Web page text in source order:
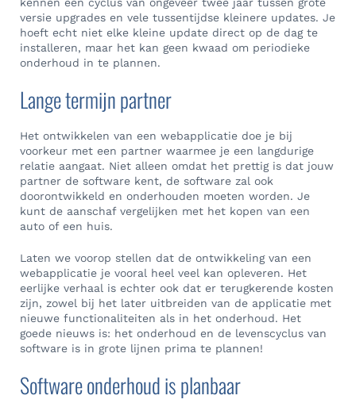
versie upgrades en vele tussentijdse kleinere updates. Je
hoeft echt niet elke kleine update direct op de dag te
installeren, maar het kan geen kwaad om periodieke
onderhoud in te plannen.
Lange termijn partner
Het ontwikkelen van een webapplicatie doe je bij
voorkeur met een partner waarmee je een langdurige
relatie aangaat. Niet alleen omdat het prettig is dat jouw
partner de software kent, de software zal ook
doorontwikkeld en onderhouden moeten worden. Je
kunt de aanschaf vergelijken met het kopen van een
auto of een huis.
Laten we voorop stellen dat de ontwikkeling van een
webapplicatie je vooral heel veel kan opleveren. Het
eerlijke verhaal is echter ook dat er terugkerende kosten
zijn, zowel bij het later uitbreiden van de applicatie met
nieuwe functionaliteiten als in het onderhoud. Het
goede nieuws is: het onderhoud en de levenscyclus van
software is in grote lijnen prima te plannen!
Software onderhoud is planbaar